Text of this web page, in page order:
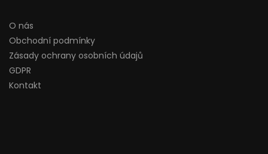
O nás
Obchodní podmínky
Zásady ochrany osobních údajů
GDPR
Kontakt